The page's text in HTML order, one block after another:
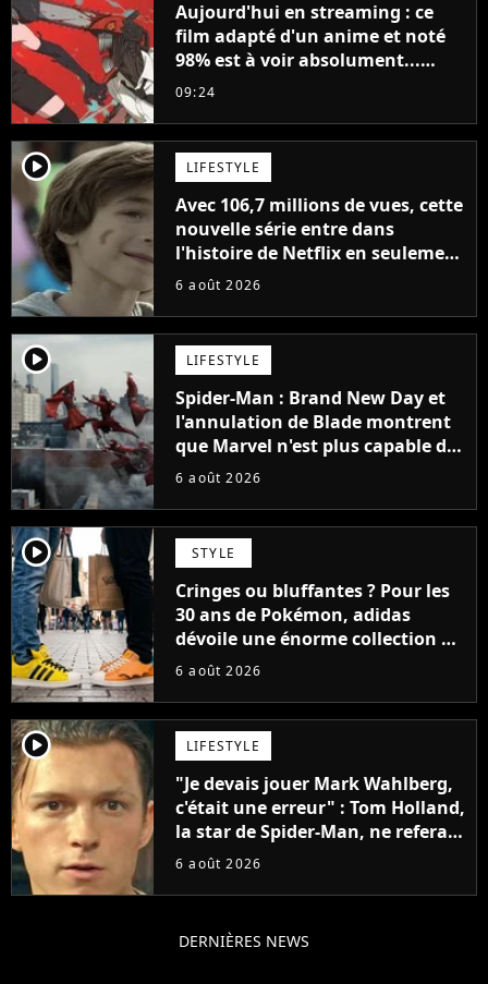
Aujourd'hui en streaming : ce
film adapté d'un anime et noté
98% est à voir absolument...
sinon vous ne comprendrez plus
09:24
player2 LIFESTYLE
Avec 106,7 millions de vues, cette
nouvelle série entre dans
l'histoire de Netflix en seulement
48 jours
6 août 2026
player2 LIFESTYLE
Spider-Man : Brand New Day et
l'annulation de Blade montrent
que Marvel n'est plus capable de
faire quoi que ce soit de simple
6 août 2026
player2 STYLE
Cringes ou bluffantes ? Pour les
30 ans de Pokémon, adidas
dévoile une énorme collection de
sneakers et je ne sais pas quoi en
6 août 2026
player2 LIFESTYLE
"Je devais jouer Mark Wahlberg,
c'était une erreur" : Tom Holland,
la star de Spider-Man, ne referait
pas ce blockbuster
6 août 2026
DERNIÈRES NEWS